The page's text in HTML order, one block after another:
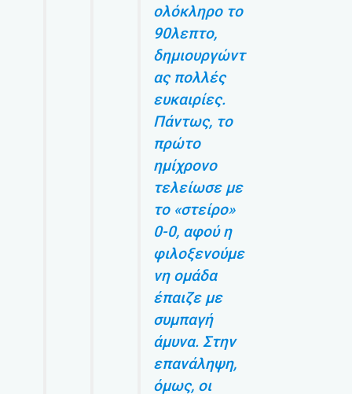
ολόκληρο το
90λεπτο,
δημιουργώντ
ας πολλές
ευκαιρίες.
Πάντως, το
πρώτο
ημίχρονο
τελείωσε με
το «στείρο»
0-0, αφού η
φιλοξενούμε
νη ομάδα
έπαιζε με
συμπαγή
άμυνα. Στην
επανάληψη,
όμως, οι